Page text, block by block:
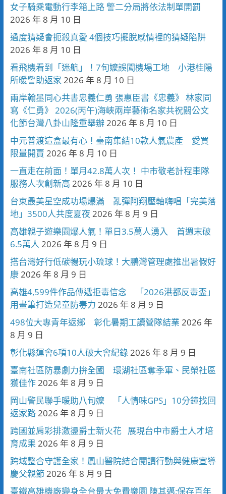
女子騎乘電動行李箱上路 警二分局將依法制單開罰
2026 年 8 月 10 日
過度猜疑會扼殺真愛 4個技巧擺脫感情裡的猜疑陷阱
2026 年 8 月 10 日
看飛機看到「迷航」！7旬嬤誤闖機場工地 小港桂陽
所暖警助返家 2026 年 8 月 10 日
兩岸翰墨同心共書忠義仁勇 張惠臣書《忠義》 林家同
寫《仁勇》 2026(丙午)海峽兩岸藝術名家共祝關公文
化節台灣八卦山隆重舉辦 2026 年 8 月 10 日
中元普渡這盒最有心！臺南集結10款人氣農產 愛買
限量開賣 2026 年 8 月 10 日
一直走在前面！單月42.8萬人次！ 中市敬老計程車隊
服務人次創新高 2026 年 8 月 10 日
台東最美星空成功場爆滿 亂彈阿翔壓軸嗨唱「完美落
地」3500人共度夏夜 2026 年 8 月 9 日
高雄親子遊樂園爆人氣！單日3.5萬人湧入 首週末破
6.5萬人 2026 年 8 月 9 日
搭台灣好行低碳暢玩小琉球！大鵬灣管理處推出暑假好
康 2026 年 8 月 9 日
高雄4,599件作品傳遞拒毒信念 「2026港都反毒盃」
用畫筆打造兒童防毒力 2026 年 8 月 9 日
498位大專青年返鄉 彰化暑期工讀營隊結業 2026 年
8 月 9 日
彰化縣運會6項10人破大會紀錄 2026 年 8 月 9 日
臺南社區防暴劇力拚全國 環湖社區奪季軍、民榮社區
獲佳作 2026 年 8 月 9 日
岡山警民聯手暖助八旬嬤 「人情味GPS」10分鐘找回
返家路 2026 年 8 月 9 日
跨國並肩彩排激盪爵士新火花 展現台中市爵士人才培
育成果 2026 年 8 月 9 日
跨域整合守護全家！鳳山醫院結合閱讀行動與健康宣導
慶父親節 2026 年 8 月 9 日
臺鐵高雄機廠變身全台最大免費樂園 陳其邁:保存百年